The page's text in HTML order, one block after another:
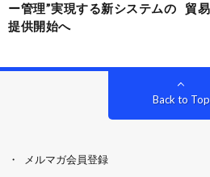
ー管理”実現する新システムの
提供開始へ
貿
Back to Top
メルマガ会員登録